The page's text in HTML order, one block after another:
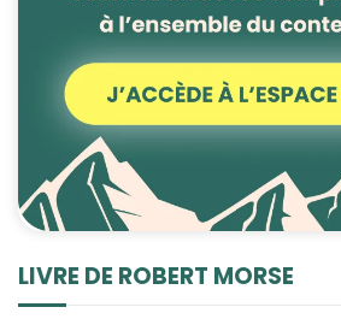
LIVRE DE ROBERT MORSE